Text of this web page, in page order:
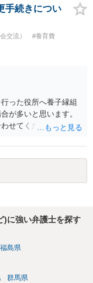
手続きについ
交流）
#養育費
った役所へ養子縁組
が多いと思います。
せてください。
)に強い弁護士を探す
福島県
群馬県